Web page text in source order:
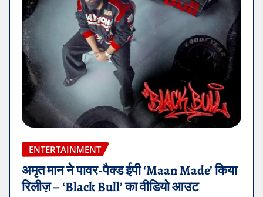
ENTERTAINMENT
अमृत मान ने पावर-पैक्ड ईपी ‘Maan Made’ किया
रिलीज़ – ‘Black Bull’ का वीडियो आउट